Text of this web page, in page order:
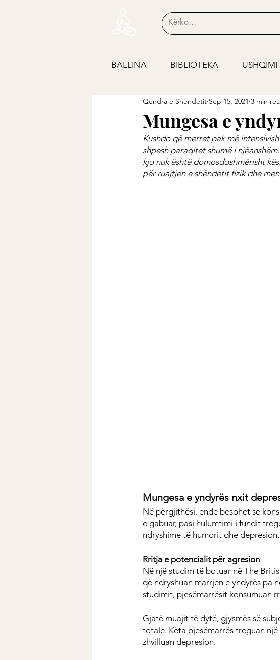
BALLINA BIBLIOTEKA USHQIMI
Mungesa e
Qendra e Shëndetit Sep 15, 2021 3 min
Kushdo që merret pak më
shpesh paraqitet shumë i
kjo nuk është domosdoshmërisht
për ruajtjen e shëndetit fizik dhe
Mungesa e yndyrës nxit
Në përgjithësi, ende besohet se
e gabuar, pasi hulumtimi i fundit
ndryshime të humorit dhe depresion.
Rritja e potencialit për agresion
Në një studim të botuar në The
që ndryshuan marrjen e yndyrës pa
studimit, pjesëmarrësit konsumuan
Gjatë muajit të dytë, gjysmës së
totale. Këta pjesëmarrës treguan
zhvilluan depresion.